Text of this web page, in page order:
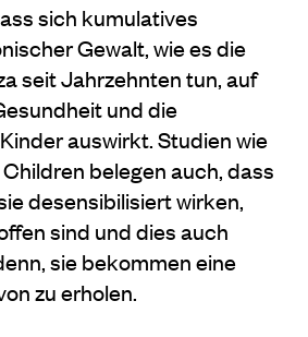
sich kumulatives
Gewalt, wie es die
seit Jahrzehnten tun, auf
und die
auswirkt. Studien wie
belegen auch, dass
desensibilisiert wirken,
sind und dies auch
sie bekommen eine
zu erholen.